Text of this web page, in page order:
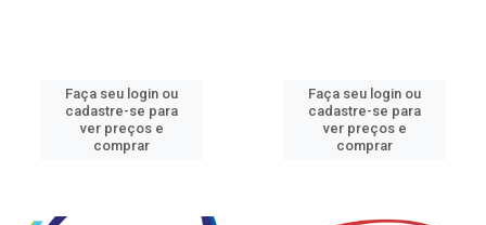
Faça seu login ou
cadastre-se para
ver preços e
comprar
Faça seu login ou
cadastre-se para
ver preços e
comprar